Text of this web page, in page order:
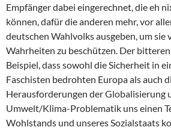
Empfänger dabei eingerechnet, die eh
können, dafür die anderen mehr, vor
deutschen Wahlvolks ausgeben, um sie
Wahrheiten zu beschützen. Der
Beispiel, dass sowohl die Sicherheit in
Faschisten bedrohten Europa als auch
Herausforderungen der Globalisierung
Umwelt/Klima-Problematik uns einen
Wohlstands und unseres Sozialstaats